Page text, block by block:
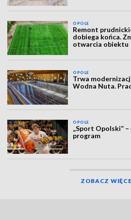
OPOLE
Remont
dobiega końca.
otwarcia obiektu
OPOLE
Trwa
Wodna Nuta.
OPOLE
„Sport Opolski” –
program
ZOBACZ